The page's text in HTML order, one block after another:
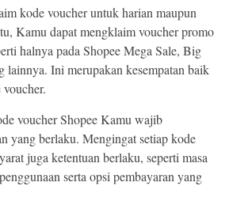
kode voucher untuk harian maupun
Kamu dapat mengklaim voucher promo
halnya pada Shopee Mega Sale, Big
lainnya. Ini merupakan kesempatan baik
voucher Shopee Kamu wajib
yang berlaku. Mengingat setiap kode
juga ketentuan berlaku, seperti masa
serta opsi pembayaran yang